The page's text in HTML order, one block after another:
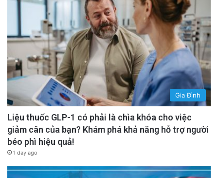
Gia Đình
Liệu thuốc GLP-1 có phải là chìa khóa cho việc
giảm cân của bạn? Khám phá khả năng hỗ trợ người
béo phì hiệu quả!
1 day ago